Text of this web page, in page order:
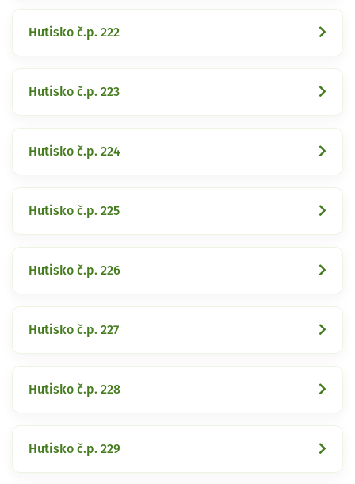
Hutisko č.p. 222
Hutisko č.p. 223
Hutisko č.p. 224
Hutisko č.p. 225
Hutisko č.p. 226
Hutisko č.p. 227
Hutisko č.p. 228
Hutisko č.p. 229